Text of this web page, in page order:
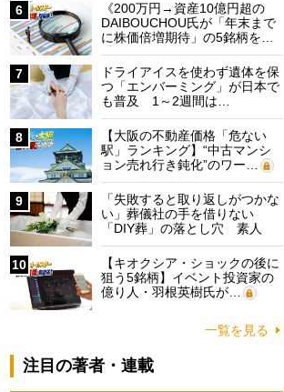
6
《200万円→資産10億円超の
DAIBOUCHOU氏が「年末まで
に株価倍増期待」の5銘柄を…
7
ドライアイスを使わず遺体を保
つ「エンバーミング」が日本で
も普及 1～2週間は…
8
【大阪の不動産価格「危ない
駅」ランキング】“中古マンシ
ョン売れ行き鈍化”のワー…
9
「失敗すると取り返しがつかな
い」葬儀社の手を借りない
「DIY葬」の落とし穴 素人
に…
10
【キオクシア・ショックの後に
狙う5銘柄】イベント投資家の
億り人・羽根英樹氏が…
一覧を見る
注目の著者・連載